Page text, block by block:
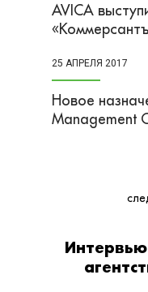
AVICA
25 АПРЕЛЯ 2017
Новое
Management